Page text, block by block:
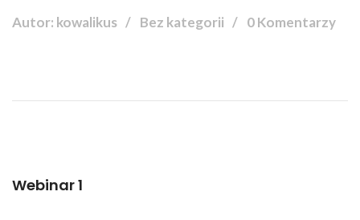
Autor: kowalikus Bez kategorii 0 Komentarzy
Webinar 1